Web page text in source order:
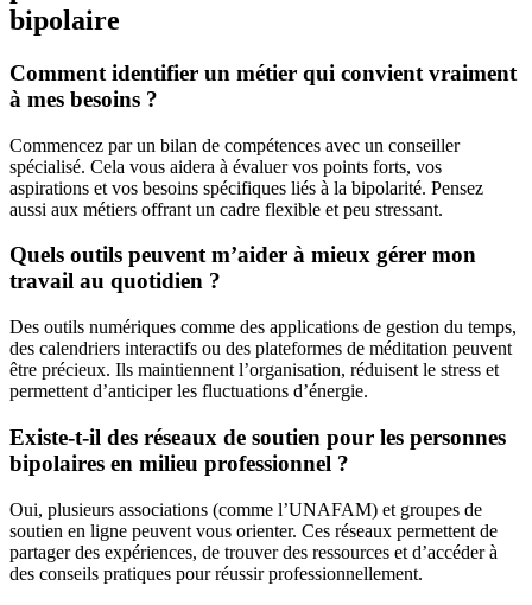
bipolaire
Comment identifier un métier qui convient vraiment
à mes besoins ?
Commencez par un bilan de compétences avec un conseiller
spécialisé. Cela vous aidera à évaluer vos points forts, vos
aspirations et vos besoins spécifiques liés à la bipolarité. Pensez
aussi aux métiers offrant un cadre flexible et peu stressant.
Quels outils peuvent m’aider à mieux gérer mon
travail au quotidien ?
Des outils numériques comme des applications de gestion du temps,
des calendriers interactifs ou des plateformes de méditation peuvent
être précieux. Ils maintiennent l’organisation, réduisent le stress et
permettent d’anticiper les fluctuations d’énergie.
Existe-t-il des réseaux de soutien pour les personnes
bipolaires en milieu professionnel ?
Oui, plusieurs associations (comme l’UNAFAM) et groupes de
soutien en ligne peuvent vous orienter. Ces réseaux permettent de
partager des expériences, de trouver des ressources et d’accéder à
des conseils pratiques pour réussir professionnellement.